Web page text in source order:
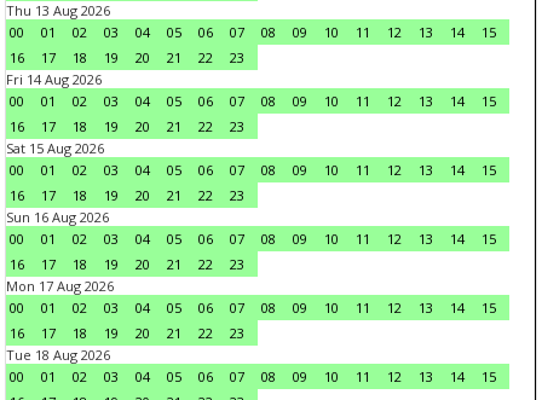
Thu 13 Aug 2026
00
01 02 03 04 05 06 07 08 09 10 11 12 13 14
15
16
17 18 19 20 21 22
23
Fri 14 Aug 2026
00
01 02 03 04 05 06 07 08 09 10 11 12 13 14
15
16
17 18 19 20 21 22
23
Sat 15 Aug 2026
00
01 02 03 04 05 06 07 08 09 10 11 12 13 14
15
16
17 18 19 20 21 22
23
Sun 16 Aug 2026
00
01 02 03 04 05 06 07 08 09 10 11 12 13 14
15
16
17 18 19 20 21 22
23
Mon 17 Aug 2026
00
01 02 03 04 05 06 07 08 09 10 11 12 13 14
15
16
17 18 19 20 21 22
23
Tue 18 Aug 2026
00
01 02 03 04 05 06 07 08 09 10 11 12 13 14
15